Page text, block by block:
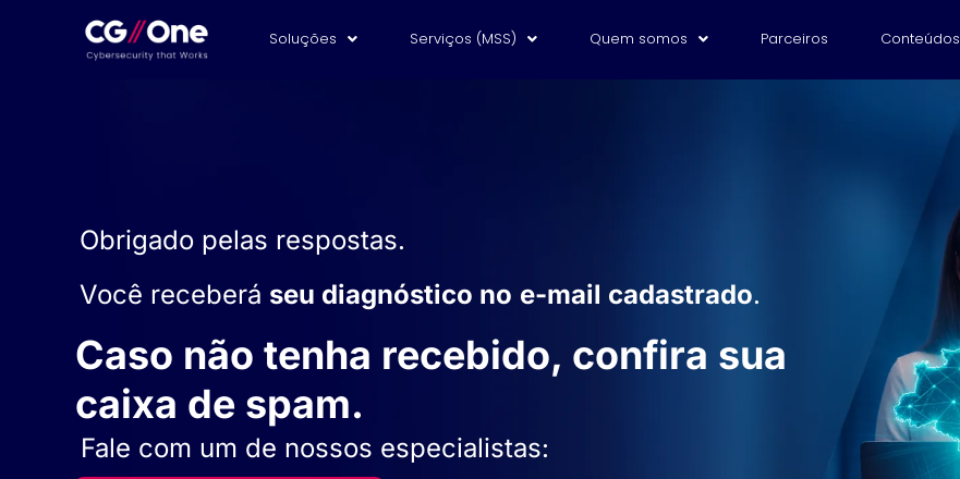
Soluções Serviços (MSS) Quem somos Parceiros Conteúdos
Obrigado pelas respostas.
Você receberá seu diagnóstico no e-mail cadastrado.
Caso não tenha recebido, confira sua
caixa de spam.
Fale com um de nossos especialistas: